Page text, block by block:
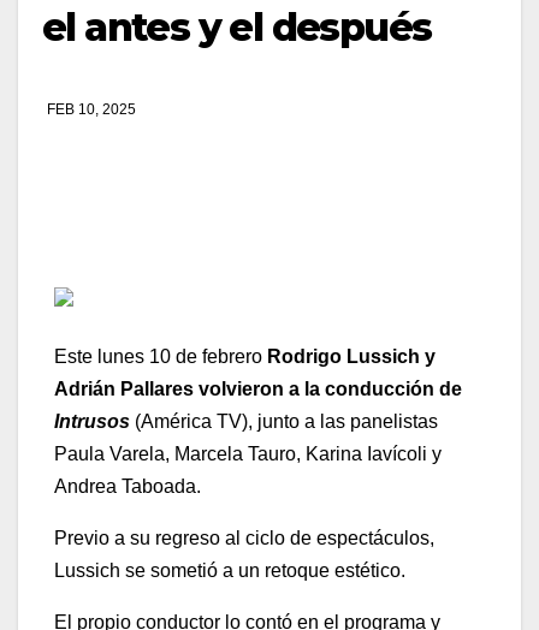
el antes y el después
FEB 10, 2025
Este lunes 10 de febrero Rodrigo Lussich y
Adrián Pallares volvieron a la conducción de
Intrusos (América TV), junto a las panelistas
Paula Varela, Marcela Tauro, Karina Iavícoli y
Andrea Taboada.
Previo a su regreso al ciclo de espectáculos,
Lussich se sometió a un retoque estético.
El propio conductor lo contó en el programa y